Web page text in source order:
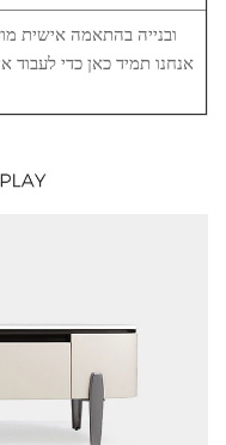
אנחנו תמיד כאן כדי לעבוד